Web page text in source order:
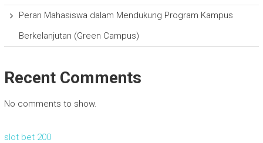
Peran Mahasiswa dalam Mendukung Program Kampus
Berkelanjutan (Green Campus)
Recent Comments
No comments to show.
slot bet 200